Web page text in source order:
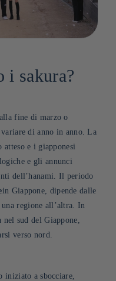
i sakura?
fine di marzo o
di anno in anno. La
e i giapponesi
e gli annunci
dell’hanami. Il periodo
in Giappone, dipende dalle
regione all’altra. In
sud del Giappone,
verso nord
a sbocciare,